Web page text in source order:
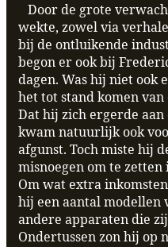
Door de grote
wekte, zowel via
bij de ontluikende
begon er ook bij
dagen. Was hij niet ook
het tot stand komen
Dat hij zich ergerde
kwam natuurlijk ook
afgunst. Toch miste hij
misnoegen om te
Om wat extra
hij een aantal modellen
andere apparaten die
Ondertussen zon hij op